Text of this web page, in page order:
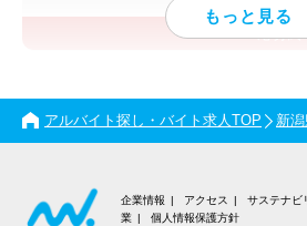
応募
アルバイト探し・バイト求人TOP 新
企業情報 アクセス サステナビ
業
個人情報保護方針